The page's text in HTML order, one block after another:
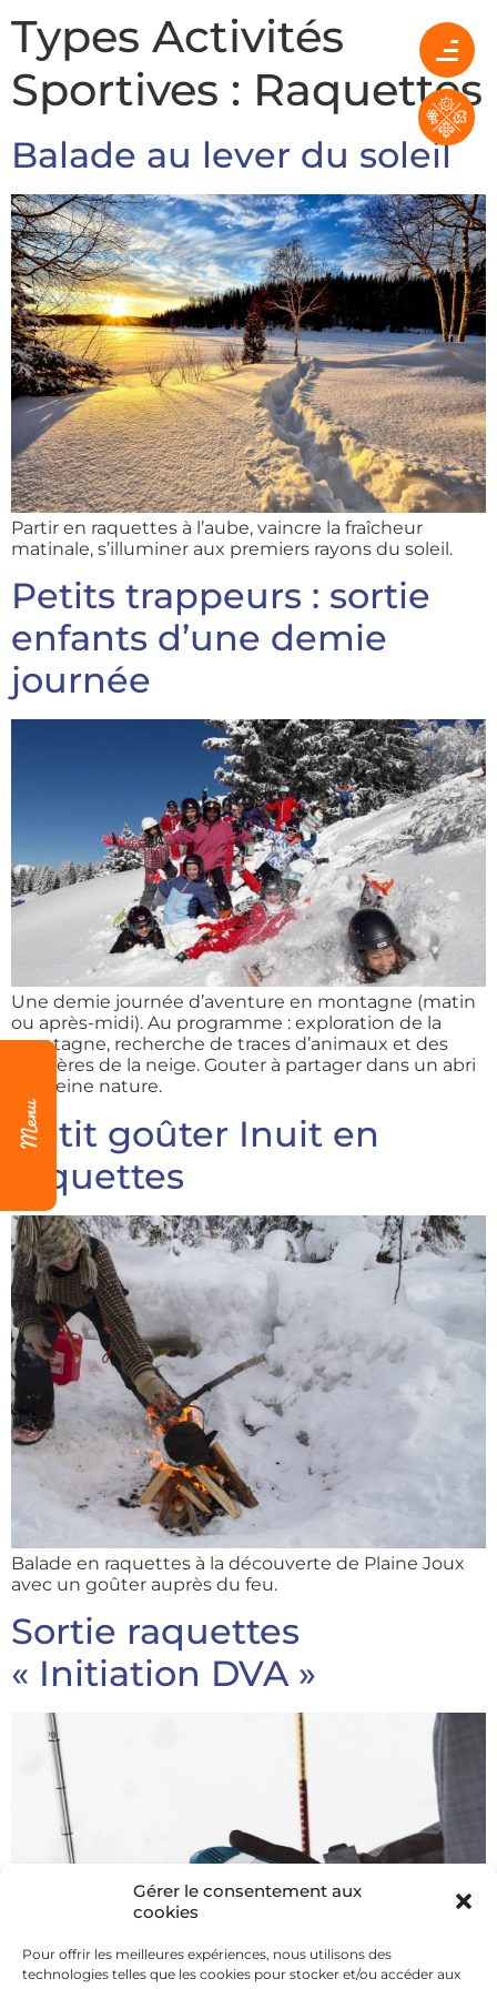
Gérer le consentement aux
cookies
Pour offrir les meilleures expériences, nous utilisons des
technologies telles que les cookies pour stocker et/ou accéder aux
Types Activités
Sportives : Raquettes
Balade au lever du soleil
Partir en raquettes à l’aube, vaincre la fraîcheur
matinale, s’illuminer aux premiers rayons du soleil.
Petits trappeurs : sortie
enfants d’une demie
journée
Une demie journée d’aventure en montagne (matin
ou après-midi). Au programme : exploration de la
montagne, recherche de traces d’animaux et des
mystères de la neige. Gouter à partager dans un abri
de pleine nature.
Petit goûter Inuit en
raquettes
Balade en raquettes à la découverte de Plaine Joux
avec un goûter auprès du feu.
Sortie raquettes
« Initiation DVA »